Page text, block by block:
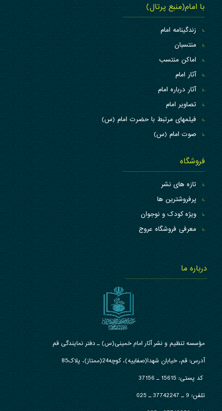
با امام(منبع پرتال)
زندگینامه امام
منتسبان
اماکن منتسب
آثار امام
آثار درباره امام
تصاویر امام
فیلمهای مرتبط با حضرت امام (س)
صوت امام (س)
فروشگاه
تازه های نشر
پرفروشترین ها
ویژه کودک و نوجوان
معرفی فروشگاه عروج
درباره ما
مؤسسه تنظیم و نشر آثار امام خمینی(س) ـ دفتر نمایندگی قم
آدرس: قم، خیابان شهدا(صفاییه)، کوچه24(ممتاز)، پلاک85
کد پستی: 15615 ـ 37156
تلفن:9 ـ 37742247 ـ 025